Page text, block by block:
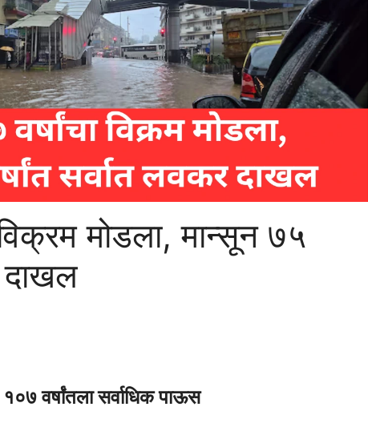
मोडला, मान्सून ७५
दाखल
वर्षांतला सर्वाधिक पाऊस